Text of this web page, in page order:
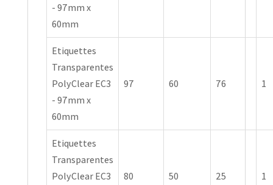
- 97mm x
60mm
Etiquettes
Transparentes
PolyClear EC3
- 97mm x
60mm
97 60 76 1
Etiquettes
Transparentes
PolyClear EC3
80 50 25 1